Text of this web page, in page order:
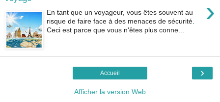
›
En tant que un voyageur, vous êtes souvent au
risque de faire face à des menaces de sécurité.
Ceci est parce que vous n'êtes plus conne...
›
Accueil
Afficher la version Web